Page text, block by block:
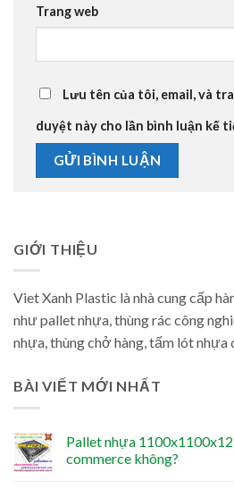
Trang web
Lưu tên của tôi, email, và
duyệt này cho lần bình luận kế
GIỚI THIỆU
Viet Xanh Plastic là nhà cung cấp
như pallet nhựa, thùng rác công
nhựa, thùng chở hàng, tấm lót nhựa
BÀI VIẾT MỚI NHẤT
Pallet nhựa
commerce không?